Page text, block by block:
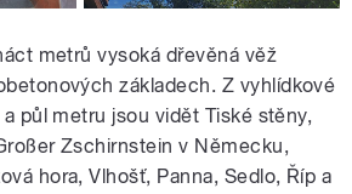
metrů vysoká dřevěná věž
základech. Z vyhlídkové
půl metru jsou vidět Tiské stěny,
Zschirnstein v Německu,
hora, Vlhošť, Panna, Sedlo, Říp a